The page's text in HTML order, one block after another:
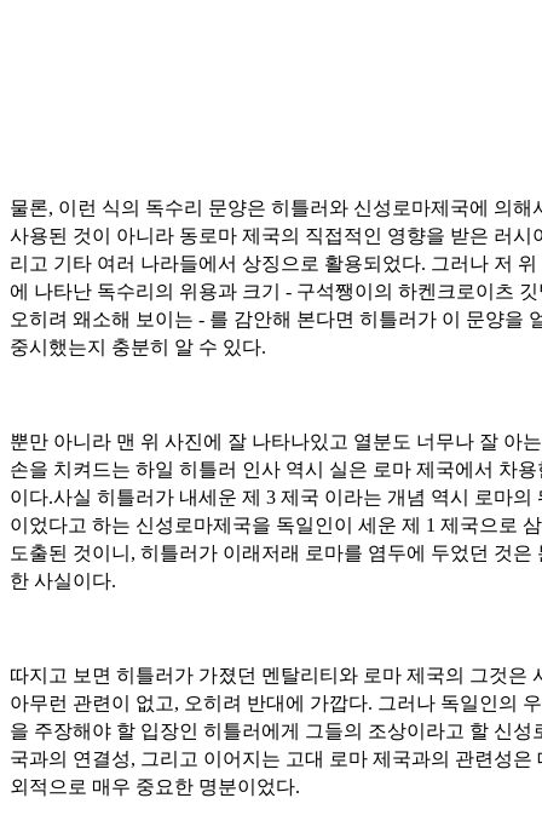
물론, 이런 식의 독수리 문양은 히틀러와 신성로마제국에 의해
사용된 것이 아니라 동로마 제국의 직접적인 영향을 받은 러시
리고 기타 여러 나라들에서 상징으로 활용되었다. 그러나 저 위
에 나타난 독수리의 위용과 크기 - 구석쨍이의 하켄크로이츠
오히려 왜소해 보이는 - 를 감안해 본다면 히틀러가 이 문양을
중시했는지 충분히 알 수 있다.
뿐만 아니라 맨 위 사진에 잘 나타나있고 열분도 너무나 잘 아
손을 치켜드는 하일 히틀러 인사 역시 실은 로마 제국에서 차용
이다.사실 히틀러가 내세운 제 3 제국 이라는 개념 역시 로마의
이었다고 하는 신성로마제국을 독일인이 세운 제 1 제국으로
도출된 것이니, 히틀러가 이래저래 로마를 염두에 두었던 것은
한 사실이다.
따지고 보면 히틀러가 가졌던 멘탈리티와 로마 제국의 그것은
아무런 관련이 없고, 오히려 반대에 가깝다. 그러나 독일인의
을 주장해야 할 입장인 히틀러에게 그들의 조상이라고 할 신성
국과의 연결성, 그리고 이어지는 고대 로마 제국과의 관련성은
외적으로 매우 중요한 명분이었다.